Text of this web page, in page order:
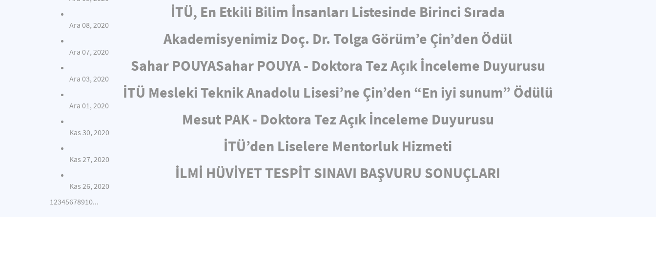
İTÜ, En Etkili Bilim İnsanları Listesinde Birinci Sırada
Ara 08, 2020
Akademisyenimiz Doç. Dr. Tolga Görüm’e Çin’den Ödül
Ara 07, 2020
Sahar POUYASahar POUYA - Doktora Tez Açık İnceleme Duyurusu
Ara 03, 2020
İTÜ Mesleki Teknik Anadolu Lisesi’ne Çin’den “En iyi sunum” Ödülü
Ara 01, 2020
Mesut PAK - Doktora Tez Açık İnceleme Duyurusu
Kas 30, 2020
İTÜ’den Liselere Mentorluk Hizmeti
Kas 27, 2020
İLMİ HÜVİYET TESPİT SINAVI BAŞVURU SONUÇLARI
Kas 26, 2020
12345678910...